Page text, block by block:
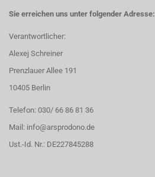
Sie erreichen uns unter folgender Adresse:
Verantwortlicher:
Alexej Schreiner
Prenzlauer Allee 191
10405 Berlin
Telefon: 030/ 66 86 81 36
Mail: info@arsprodono.de
Ust.-Id. Nr.: DE227845288